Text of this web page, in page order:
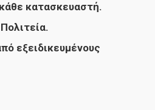
κατασκευαστή.
εξειδικευμένους